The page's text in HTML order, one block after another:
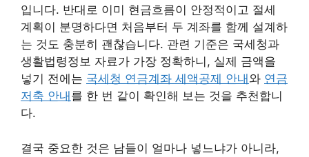
입니다. 반대로 이미 현금흐름이 안정적이고 절세
계획이 분명하다면 처음부터 두 계좌를 함께 설계하
는 것도 충분히 괜찮습니다. 관련 기준은 국세청과
생활법령정보 자료가 가장 정확하니, 실제 금액을
넣기 전에는 국세청 연금계좌 세액공제 안내 와 연금
저축 안내 를 한 번 같이 확인해 보는 것을 추천합니
다.
결국 중요한 것은 남들이 얼마나 넣느냐가 아니라,